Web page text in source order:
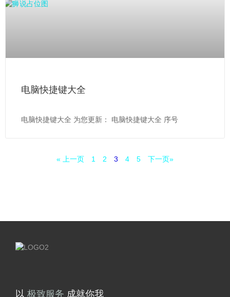
电脑快捷键大全
电脑快捷键大全 为您更新： 电脑快捷键大全 序号
« 上一页 1 2 3 4 5 下一页»
以 服 务
精湛 技 术 成就你我